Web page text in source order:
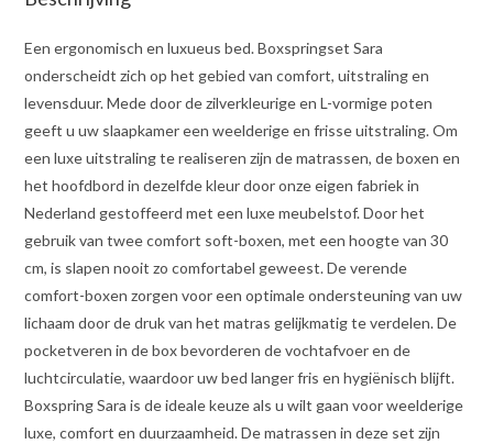
Een ergonomisch en luxueus bed. Boxspringset Sara
onderscheidt zich op het gebied van comfort, uitstraling en
levensduur. Mede door de zilverkleurige en L-vormige poten
geeft u uw slaapkamer een weelderige en frisse uitstraling. Om
een luxe uitstraling te realiseren zijn de matrassen, de boxen en
het hoofdbord in dezelfde kleur door onze eigen fabriek in
Nederland gestoffeerd met een luxe meubelstof. Door het
gebruik van twee comfort soft-boxen, met een hoogte van 30
cm, is slapen nooit zo comfortabel geweest. De verende
comfort-boxen zorgen voor een optimale ondersteuning van uw
lichaam door de druk van het matras gelijkmatig te verdelen. De
pocketveren in de box bevorderen de vochtafvoer en de
luchtcirculatie, waardoor uw bed langer fris en hygiënisch blijft.
Boxspring Sara is de ideale keuze als u wilt gaan voor weelderige
luxe, comfort en duurzaamheid. De matrassen in deze set zijn